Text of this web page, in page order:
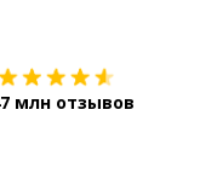
млн отзывов